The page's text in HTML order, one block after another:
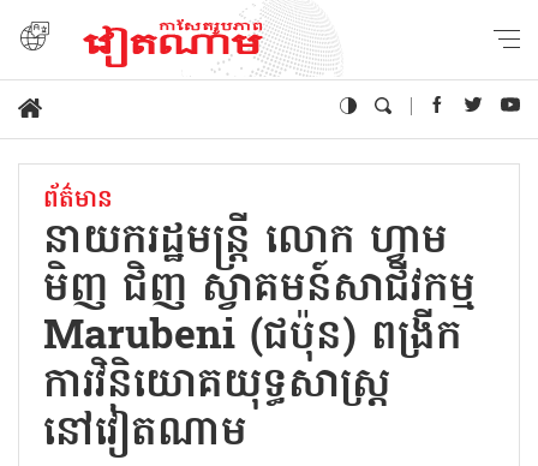
ព័ត៌មាន
នាយករដ្ឋមន្ត្រី លោក ហ្វាម
មិញ ជិញ ស្វាគមន៍សាជីវកម្ម
Marubeni (ជប៉ុន) ពង្រីក
ការវិនិយោគយុទ្ធសាស្ត្រ
នៅវៀតណាម